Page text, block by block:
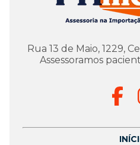
Rua 13 de Maio, 1229,
Assessoramos